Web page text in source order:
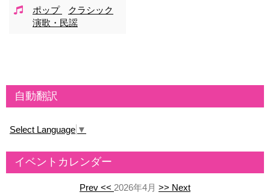
ポップ
クラシック
演歌・民謡
自動翻訳
Select Language ▼
イベントカレンダー
Prev << 2026年4月 >> Next